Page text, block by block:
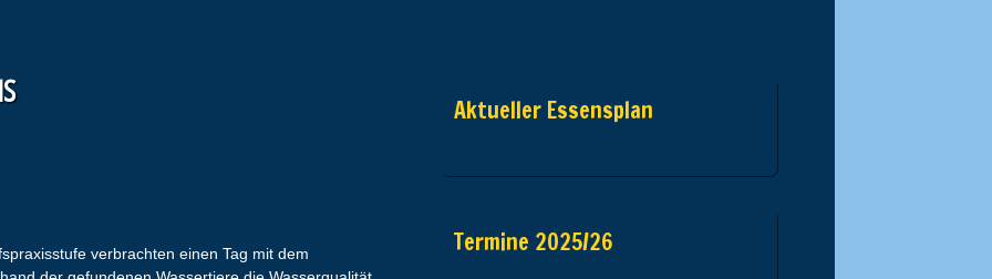
verbrachten einen Tag mit dem
Aktueller Essensplan
Termine 2025/26